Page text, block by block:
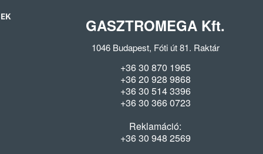
GASZTROMEGA Kft.
1046 Budapest, Fóti út 81. Raktár
+36 30 870 1965
+36 20 928 9868
+36 30 514 3396
+36 30 366 0723
Reklamáció:
+36 30 948 2569